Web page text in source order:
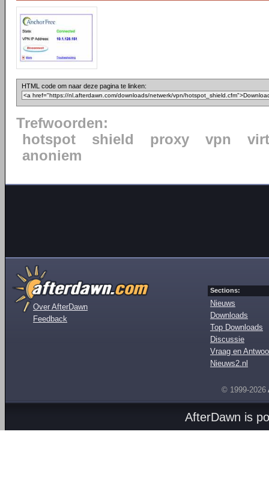
HTML code om naar deze pagina te linken:
Trefwoorden:
hotspot
shield proxy vpn
anoniem
Over AfterDawn
Feedback
Sections:
Nieuws
Downloads
Top Downloads
Discussie
Vraag en
Nieuws2.nl
© 1999-2026
AfterDawn is